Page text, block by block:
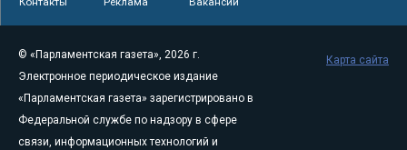
© «Парламентская газета», 2026 г.
Электронное периодическое издание
«Парламентская газета» зарегистрировано в
Федеральной службе по надзору в сфере
связи, информационных технологий и
Карта сайта